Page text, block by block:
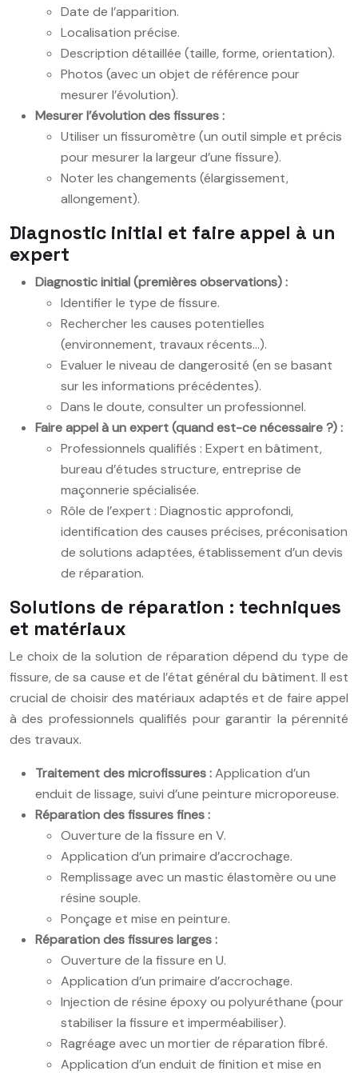
Date de l’apparition.
Localisation précise.
Description détaillée (taille, forme, orientation).
Photos (avec un objet de référence pour
mesurer l’évolution).
Mesurer l’évolution des fissures :
Utiliser un fissuromètre (un outil simple et précis
pour mesurer la largeur d’une fissure).
Noter les changements (élargissement,
allongement).
Diagnostic initial et faire appel à un
expert
Diagnostic initial (premières observations) :
Identifier le type de fissure.
Rechercher les causes potentielles
(environnement, travaux récents…).
Evaluer le niveau de dangerosité (en se basant
sur les informations précédentes).
Dans le doute, consulter un professionnel.
Faire appel à un expert (quand est-ce nécessaire ?) :
Professionnels qualifiés : Expert en bâtiment,
bureau d’études structure, entreprise de
maçonnerie spécialisée.
Rôle de l’expert : Diagnostic approfondi,
identification des causes précises, préconisation
de solutions adaptées, établissement d’un devis
de réparation.
Solutions de réparation : techniques
et matériaux
Le choix de la solution de réparation dépend du type de
fissure, de sa cause et de l’état général du bâtiment. Il est
crucial de choisir des matériaux adaptés et de faire appel
à des professionnels qualifiés pour garantir la pérennité
des travaux.
Traitement des microfissures :Application d’un
enduit de lissage, suivi d’une peinture microporeuse.
Réparation des fissures fines :
Ouverture de la fissure en V.
Application d’un primaire d’accrochage.
Remplissage avec un mastic élastomère ou une
résine souple.
Ponçage et mise en peinture.
Réparation des fissures larges :
Ouverture de la fissure en U.
Application d’un primaire d’accrochage.
Injection de résine époxy ou polyuréthane (pour
stabiliser la fissure et imperméabiliser).
Ragréage avec un mortier de réparation fibré.
Application d’un enduit de finition et mise en